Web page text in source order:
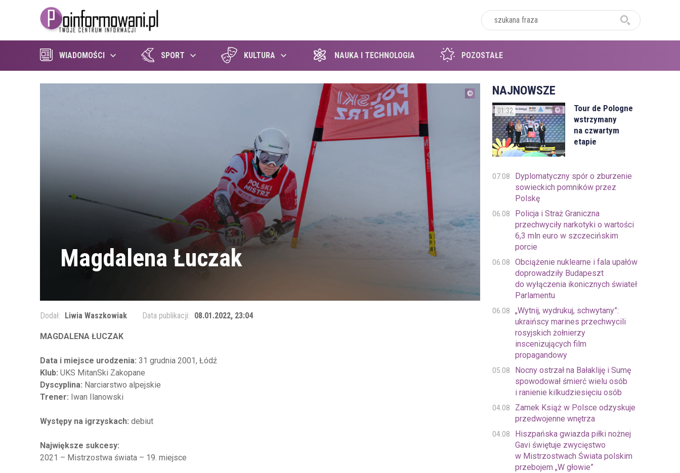
WIADOMOŚCI SPORT KULTURA NAUKA I TECHNOLOGIA POZOSTAŁE
Magdalena Łuczak
Dodał: Liwia Waszkowiak Data publikacji: 08.01.2022, 23:04
MAGDALENA ŁUCZAK
Data i miejsce urodzenia: 31 grudnia 2001, Łódź
Klub: UKS MitanSki Zakopane
Dyscyplina: Narciarstwo alpejskie
Trener: Iwan Ilanowski
Występy na igrzyskach: debiut
Największe sukcesy:
2021 – Mistrzostwa świata – 19. miejsce
NAJNOWSZE
01:32
Tour de Pologne
wstrzymany
na czwartym
etapie
07.08
Dyplomatyczny spór o zburzenie
sowieckich pomników przez
Polskę
06.08
Policja i Straż Graniczna
przechwyciły narkotyki o wartości
6,3 mln euro w szczecińskim
porcie
06.08
Obciążenie nuklearne i fala upałów
doprowadziły Budapeszt
do wyłączenia ikonicznych świateł
Parlamentu
06.08
„Wytnij, wydrukuj, schwytany”:
ukraińscy marines przechwycili
rosyjskich żołnierzy
inscenizujących film
propagandowy
05.08
Nocny ostrzał na Bałakliję i Sumę
spowodował śmierć wielu osób
i ranienie kilkudziesięciu osób
04.08
Zamek Książ w Polsce odzyskuje
przedwojenne wnętrza
04.08
Hiszpańska gwiazda piłki nożnej
Gavi świętuje zwycięstwo
w Mistrzostwach Świata polskim
przebojem „W głowie”